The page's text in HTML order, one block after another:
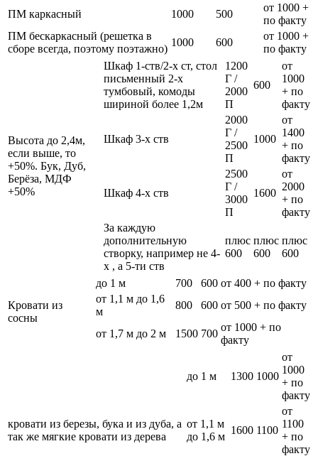
ПМ каркасный 1000 500
от 1000 +
по факту
ПМ бескаркасный (решетка в
сборе всегда, поэтому поэтажно)
1000 600
от 1000 +
по факту
Высота до 2,4м,
если выше, то
+50%. Бук, Дуб,
Берёза, МДФ
+50%
Шкаф 1-ств/2-х ст, стол
письменный 2-х
тумбовый, комоды
шириной более 1,2м
1200
Г /
2000
П
600
от
1000
+ по
факту
Шкаф 3-х ств
2000
Г /
2500
П
1000
от
1400
+ по
факту
Шкаф 4-х ств
2500
Г /
3000
П
1600
от
2000
+ по
факту
За каждую
дополнительную
створку, например не 4-
х , а 5-ти ств
плюс
600
плюс
600
плюс
600
Кровати из
сосны
до 1 м 700 600 от 400 + по факту
от 1,1 м до 1,6
м
800 600 от 500 + по факту
от 1,7 м до 2 м 1500 700
от 1000 + по
факту
кровати из березы, бука и из дуба, а
так же мягкие кровати из дерева
до 1 м 1300 1000
от
1000
+ по
факту
от 1,1 м
до 1,6 м
1600 1100
от
1100
+ по
факту